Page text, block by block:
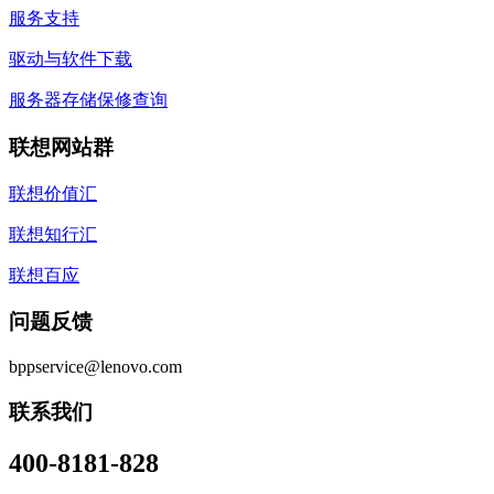
服务支持
驱动与软件下载
服务器存储保修查询
联想网站群
联想价值汇
联想知行汇
联想百应
问题反馈
bppservice@lenovo.com
联系我们
400-8181-828